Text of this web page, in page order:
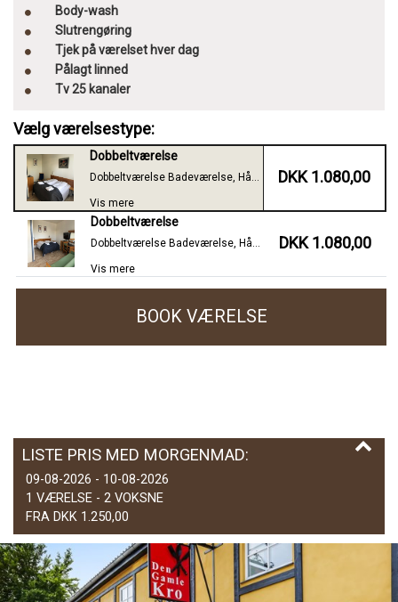
Body-wash
Slutrengøring
Tjek på værelset hver dag
Pålagt linned
Tv 25 kanaler
Vælg værelsestype:
Dobbeltværelse
Dobbeltværelse Badeværelse, Håndklæder, Shompoo, Body-wash, Gratis Wifi, Slutrengøring, Pålagt linned, Tv med 20 kanaler, Tjek på værelserne hver dag,
Vis mere
DKK 1.080,00
Dobbeltværelse
Dobbeltværelse Badeværelse, Håndklæder, Shompoo, Body-wash, Gratis Wifi, Slutrengøring, Pålagt linned, Tv med 20 kanaler, Tjek på værelserne hver dag,
Vis mere
DKK 1.080,00
BOOK VÆRELSE
LISTE PRIS MED MORGENMAD:
09-08-2026 - 10-08-2026
1 VÆRELSE - 2 VOKSNE
FRA DKK 1.250,00